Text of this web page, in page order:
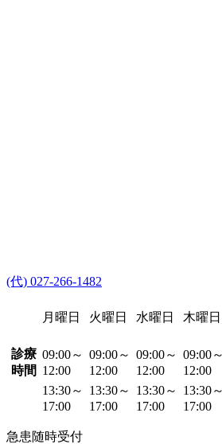
(代) 027-266-1482
月曜日 火曜日 水曜日 木曜日
診療
時間
09:00～
12:00
09:00～
12:00
09:00～
12:00
09:00～
12:00
13:30～
17:00
13:30～
17:00
13:30～
17:00
13:30～
17:00
急患随時受付